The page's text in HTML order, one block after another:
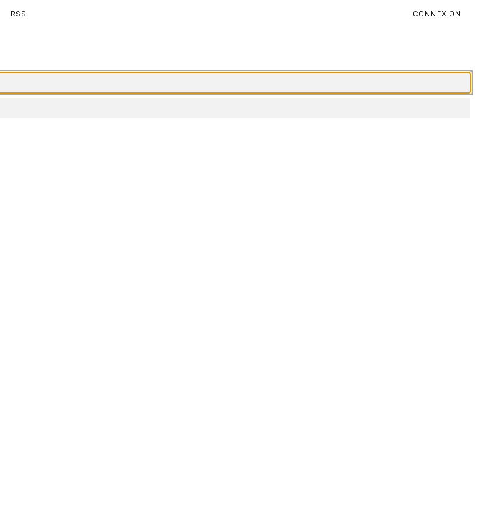
RSS CONNEXION